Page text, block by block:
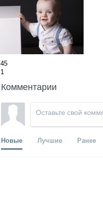
45
1
Комментарии
Новые Лучшие Ранее